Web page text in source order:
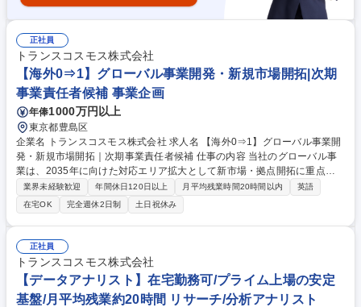
正社員
トランスコスモス株式会社
【海外0⇒1】グローバル事業開発・新規市場開拓|次期
事業責任者候補 事業企画
年俸1000万円以上
東京都豊島区
企業名 トランスコスモス株式会社 求人名 【海外0⇒1】グローバル事業開
発・新規市場開拓｜次期事業責任者候補 仕事の内容 当社のグローバル事
業は、2035年に向けた対応エリア拡大として新市場・拠点開拓に重点的
に取り組んでいます。現在の組織は中華圏に強いメンバーが多く在籍して
いる為、他エリアでの市場開拓をリードいただきます 日本拠点をベースに
新規海外市場（EMEA・南米）における事業開発業務全般をお任せしま
す。 ・主にIT-BPO事業ドメインを中心とした新規市場の調査、参入戦略
の策定 ・現地パートナー企業の発掘およびパートナーシップ構築 【組織
ミッション】中期計画におけるグローバル事業展開強化に向けた新規市場
開拓 ※業務変更の範囲：会社が定める業務 募集職種 【海外0⇒1】グロー
バル事業開発・新規市場開拓｜次期事業責任者候補
業界未経験歓迎 年間休日120日以上 月平均残業時間20時間以内
英語
在宅OK
完全週休2日制 土日祝休み
正社員
トランスコスモス株式会社
【データアナリスト】在宅勤務可/プライム上場の安定
基盤/月平均残業約20時間 リサーチ/分析アナリスト